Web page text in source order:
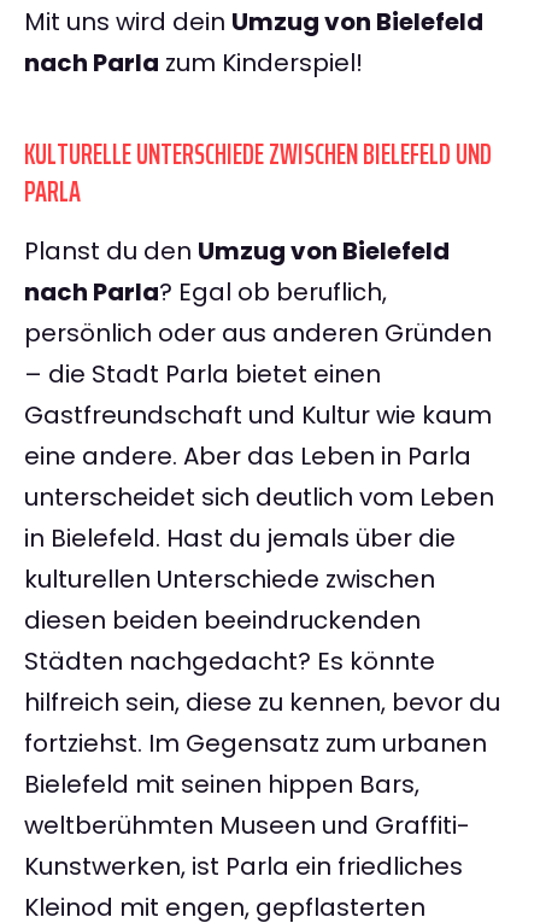
Mit uns wird dein Umzug von Bielefeld
nach Parla zum Kinderspiel!
KULTURELLE UNTERSCHIEDE ZWISCHEN BIELEFELD UND
PARLA
Planst du den Umzug von Bielefeld
nach Parla? Egal ob beruflich,
persönlich oder aus anderen Gründen
– die Stadt Parla bietet einen
Gastfreundschaft und Kultur wie kaum
eine andere. Aber das Leben in Parla
unterscheidet sich deutlich vom Leben
in Bielefeld. Hast du jemals über die
kulturellen Unterschiede zwischen
diesen beiden beeindruckenden
Städten nachgedacht? Es könnte
hilfreich sein, diese zu kennen, bevor du
fortziehst. Im Gegensatz zum urbanen
Bielefeld mit seinen hippen Bars,
weltberühmten Museen und Graffiti-
Kunstwerken, ist Parla ein friedliches
Kleinod mit engen, gepflasterten